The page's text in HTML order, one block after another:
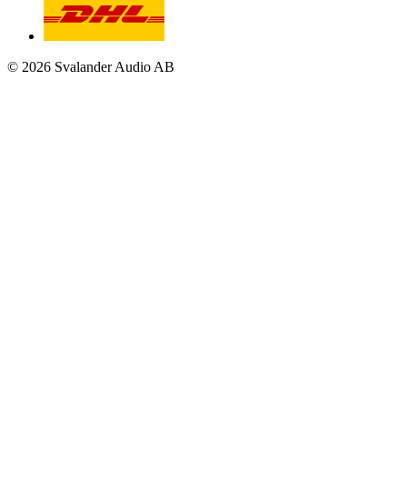
© 2026 Svalander Audio AB